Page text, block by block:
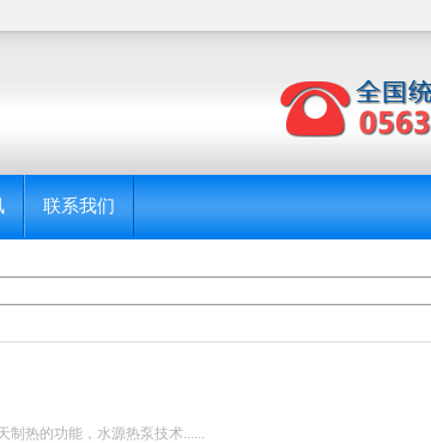
联系我们
制热的功能，水源热泵技术......